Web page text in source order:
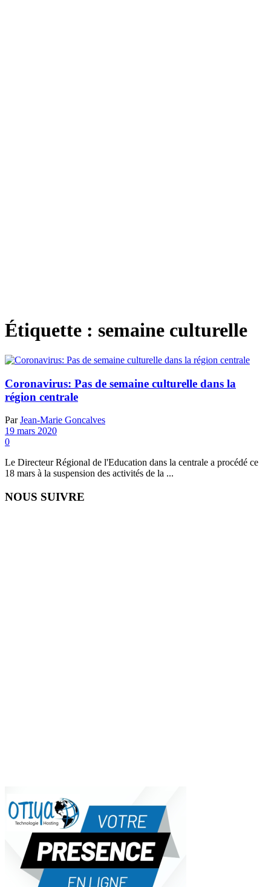
Étiquette : semaine culturelle
Coronavirus: Pas de semaine culturelle dans la
région centrale
Par Jean-Marie Goncalves
19 mars 2020
0
Le Directeur Régional de l'Education dans la centrale a procédé ce
18 mars à la suspension des activités de la ...
NOUS SUIVRE